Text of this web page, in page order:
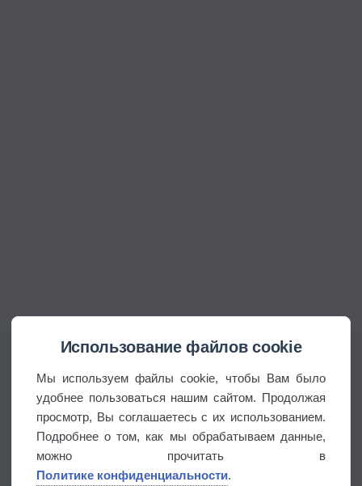
Использование файлов cookie
Мы используем файлы cookie, чтобы Вам было
удобнее пользоваться нашим сайтом. Продолжая
просмотр, Вы соглашаетесь с их использованием.
Подробнее о том, как мы обрабатываем данные,
можно прочитать в
Политике конфиденциальности.